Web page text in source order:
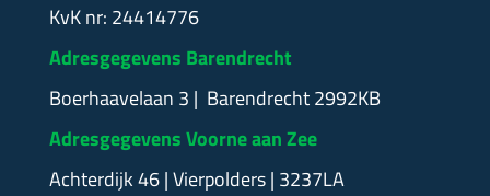
KvK nr: 24414776
Adresgegevens Barendrecht
Boerhaavelaan 3 | Barendrecht 2992KB
Adresgegevens Voorne aan Zee
Achterdijk 46 | Vierpolders | 3237LA